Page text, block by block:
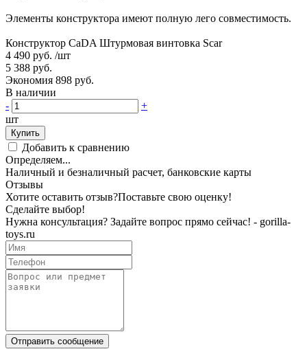
Элементы конструктора имеют полную лего совместимость.
Конструктор CaDA Штурмовая винтовка Scar
4 490 руб. /шт
5 388 руб.
Экономия 898 руб.
В наличии
-
+
шт
Купить
Добавить к сравнению
Определяем...
Наличный и безналичный расчет, банковские карты
Отзывы
Хотите оставить отзыв?Поставьте свою оценку!
Сделайте выбор!
Нужна консультация? Задайте вопрос прямо сейчас! - gorilla-
toys.ru
Отправить сообщение